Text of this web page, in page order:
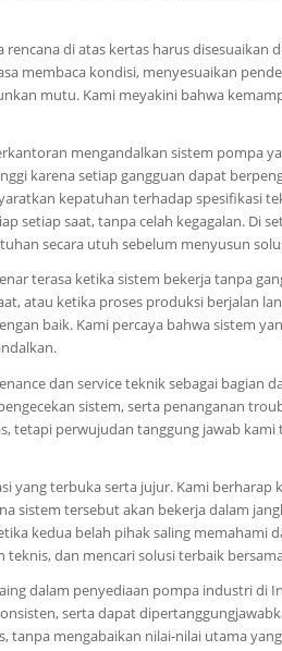
di atas kertas harus disesuaikan
membaca kondisi, menyesuaikan
mutu. Kami meyakini bahwa
mengandalkan sistem pompa
karena setiap gangguan dapat
kepatuhan terhadap spesifikasi
setiap saat, tanpa celah kegagalan. Di
secara utuh sebelum menyusun
terasa ketika sistem bekerja tanpa
atau ketika proses produksi berjalan
baik. Kami percaya bahwa sistem
dan service teknik sebagai bagian
sistem, serta penanganan
tetapi perwujudan tanggung jawab kami
yang terbuka serta jujur. Kami berharap
sistem tersebut akan bekerja dalam
kedua belah pihak saling memahami
dan mencari solusi terbaik
dalam penyediaan pompa industri di
serta dapat
mengabaikan nilai-nilai utama